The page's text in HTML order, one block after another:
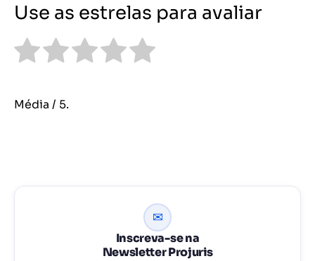
Use as estrelas para avaliar
Média / 5.
✉
Inscreva-se na
Newsletter Projuris